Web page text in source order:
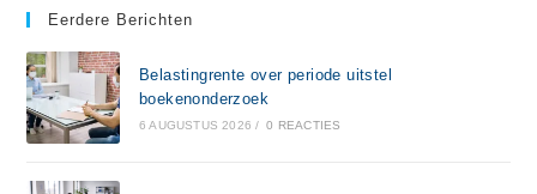
Eerdere Berichten
Belastingrente over periode uitstel
boekenonderzoek
6 AUGUSTUS 2026 / 0 REACTIES